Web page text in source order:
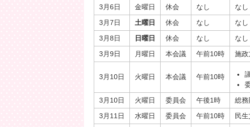
3月6日
金曜日 休会 なし
なし
3月7日
土曜日 休会 なし
なし
3月8日
日曜日 休会 なし
なし
3月9日
月曜日 本会議 午前10時 施政
3月10日 火曜日 本会議 午前10時
3月10日
火曜日 委員会 午後1時
総務
3月11日
水曜日 委員会 午前10時
民